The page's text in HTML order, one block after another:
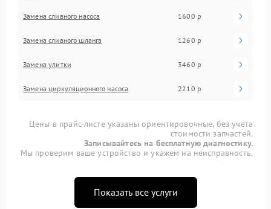
Замена сливного насоса 1600 р
Замена сливного шланга 1260 р
Замена улитки 3460 р
Замена циркуляционного насоса 2210 р
Цены в прайс-листе указаны ориентировочные, без учета
стоимости запчастей.
Записывайтесь на бесплатную диагностику.
Мы проверим ваше устройство и укажем на неисправность.
Показать все услуги